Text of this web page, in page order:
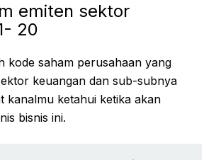
emiten sektor
20
kode saham perusahaan yang
keuangan dan sub-subnya
kanalmu ketahui ketika akan
bisnis ini.